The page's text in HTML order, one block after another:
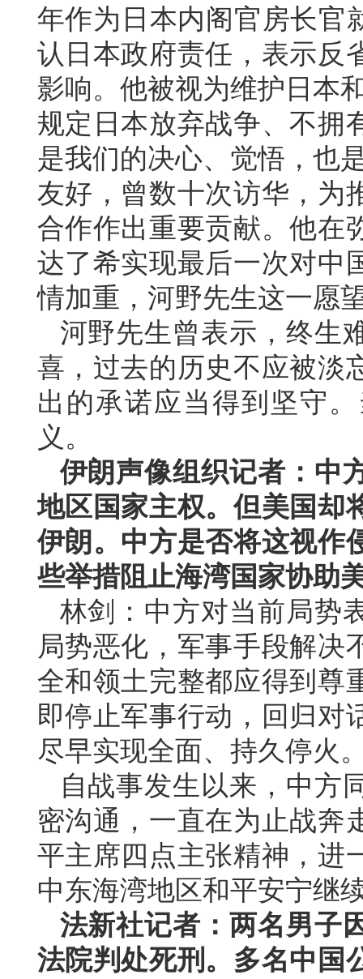
年作为日本内阁官房长官
认日本政府责任，表示反
影响。他被视为维护日本
规定日本放弃战争、不拥
是我们的决心、觉悟，也
友好，曾数十次访华，为
合作作出重要贡献。他在
达了希实现最后一次对中
情加重，河野先生这一愿
河野先生曾表示，终生
喜，过去的历史不应被淡
出的承诺应当得到坚守
义。
伊朗声像组织记者：中
地区国家主权。但美国却
伊朗。中方是否将这视作
些举措阻止海湾国家协助
林剑：中方对当前局势
局势恶化，军事手段解决
全和领土完整都应得到尊
即停止军事行动，回归对
尽早实现全面、持久停火
自战事发生以来，中方
密沟通，一直在为止战奔
平主席四点主张精神，进
中东海湾地区和平安宁继
法新社记者：两名男子
法院判处死刑。多名中国